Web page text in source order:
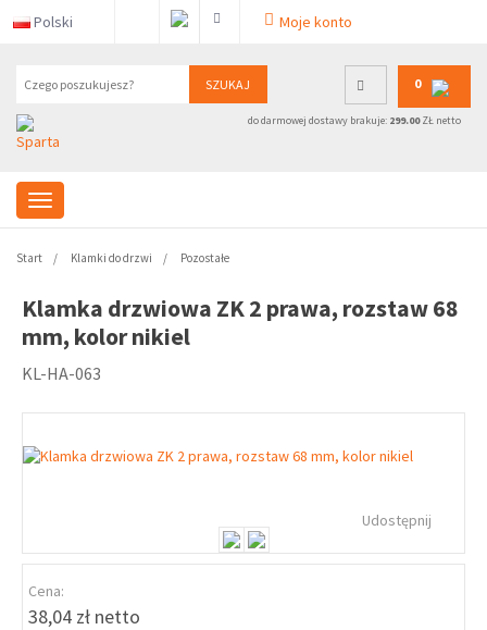
Polski Moje konto
SZUKAJ 0
do darmowej dostawy brakuje: 299.00ZŁ netto
Start Klamki do drzwi Pozostałe
Klamka drzwiowa ZK 2 prawa, rozstaw 68
mm, kolor nikiel
KL-HA-063
Udostępnij
Cena:
38,04 zł netto